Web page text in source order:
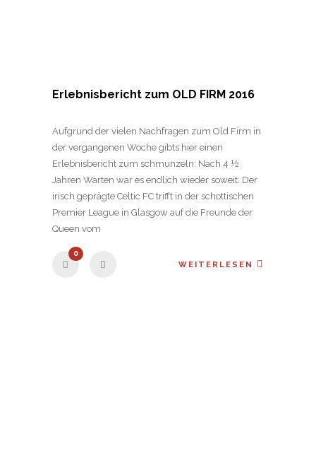
Erlebnisbericht zum OLD FIRM 2016
Aufgrund der vielen Nachfragen zum Old Firm in
der vergangenen Woche gibts hier einen
Erlebnisbericht zum schmunzeln: Nach 4 ½
Jahren Warten war es endlich wieder soweit: Der
irisch geprägte Celtic FC trifft in der schottischen
Premier League in Glasgow auf die Freunde der
Queen vom
0
WEITERLESEN